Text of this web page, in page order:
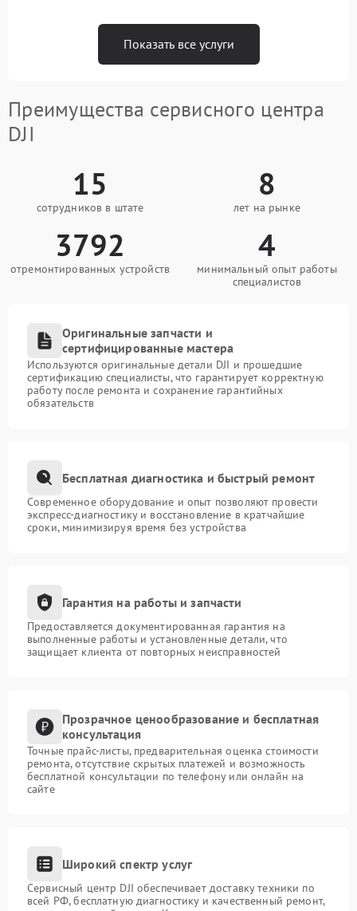
Показать все услуги
Преимущества сервисного центра
DJI
15
сотрудников в штате
8
лет на рынке
3792
отремонтированных устройств
4
минимальный опыт работы
специалистов
Оригинальные запчасти и
сертифицированные мастера
Используются оригинальные детали DJI и прошедшие
сертификацию специалисты, что гарантирует корректную
работу после ремонта и сохранение гарантийных
обязательств
Бесплатная диагностика и быстрый ремонт
Современное оборудование и опыт позволяют провести
экспресс-диагностику и восстановление в кратчайшие
сроки, минимизируя время без устройства
Гарантия на работы и запчасти
Предоставляется документированная гарантия на
выполненные работы и установленные детали, что
защищает клиента от повторных неисправностей
Прозрачное ценообразование и бесплатная
консультация
Точные прайс-листы, предварительная оценка стоимости
ремонта, отсутствие скрытых платежей и возможность
бесплатной консультации по телефону или онлайн на
сайте
Широкий спектр услуг
Сервисный центр DJI обеспечивает доставку техники по
всей РФ, бесплатную диагностику и качественный ремонт,